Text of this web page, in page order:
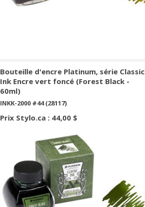
Bouteille d'encre Platinum, série Classic
Ink Encre vert foncé (Forest Black -
60ml)
INKK-2000 #44 (28117)
Prix Stylo.ca : 44,00 $